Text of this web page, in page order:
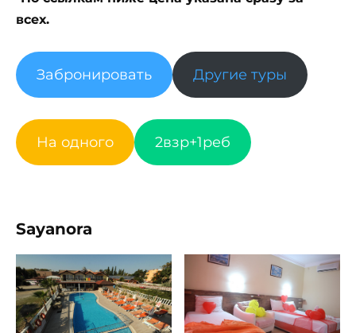
всех.
Забронировать Другие туры
На одного 2взр+1реб
Sayanora